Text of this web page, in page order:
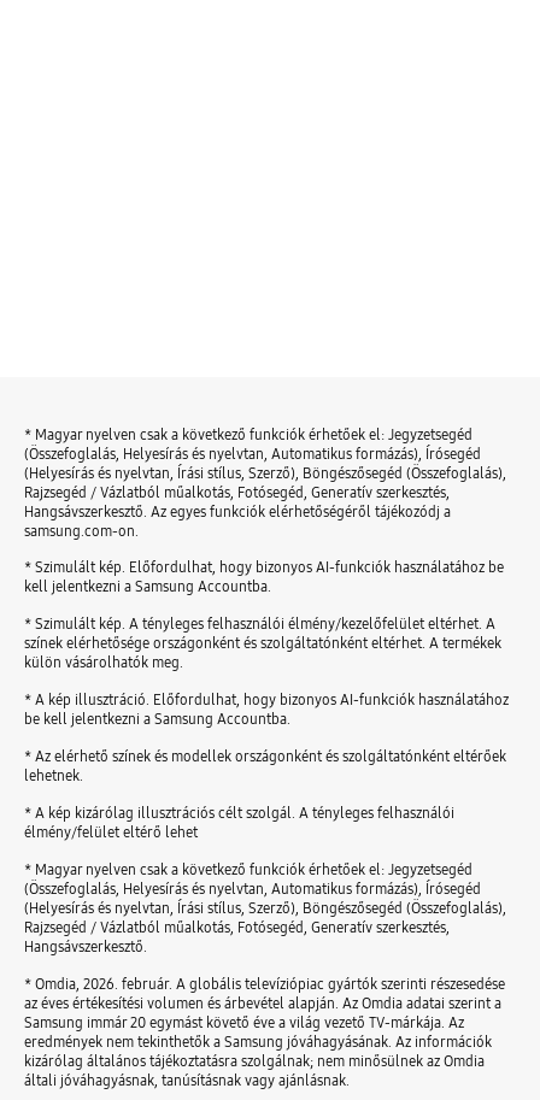
* Magyar nyelven csak a következő funkciók érhetőek el: Jegyzetsegéd
(Összefoglalás, Helyesírás és nyelvtan, Automatikus formázás), Írósegéd
(Helyesírás és nyelvtan, Írási stílus, Szerző), Böngészősegéd (Összefoglalás),
Rajzsegéd / Vázlatból műalkotás, Fotósegéd, Generatív szerkesztés,
Hangsávszerkesztő. Az egyes funkciók elérhetőségéről tájékozódj a
samsung.com-on.
* Szimulált kép. Előfordulhat, hogy bizonyos AI-funkciók használatához be
kell jelentkezni a Samsung Accountba.
* Szimulált kép. A tényleges felhasználói élmény/kezelőfelület eltérhet. A
színek elérhetősége országonként és szolgáltatónként eltérhet. A termékek
külön vásárolhatók meg.
* A kép illusztráció. Előfordulhat, hogy bizonyos AI-funkciók használatához
be kell jelentkezni a Samsung Accountba.
* Az elérhető színek és modellek országonként és szolgáltatónként eltérőek
lehetnek.
* A kép kizárólag illusztrációs célt szolgál. A tényleges felhasználói
élmény/felület eltérő lehet
* Magyar nyelven csak a következő funkciók érhetőek el: Jegyzetsegéd
(Összefoglalás, Helyesírás és nyelvtan, Automatikus formázás), Írósegéd
(Helyesírás és nyelvtan, Írási stílus, Szerző), Böngészősegéd (Összefoglalás),
Rajzsegéd / Vázlatból műalkotás, Fotósegéd, Generatív szerkesztés,
Hangsávszerkesztő.
* Omdia, 2026. február. A globális televíziópiac gyártók szerinti részesedése
az éves értékesítési volumen és árbevétel alapján. Az Omdia adatai szerint a
Samsung immár 20 egymást követő éve a világ vezető TV-márkája. Az
eredmények nem tekinthetők a Samsung jóváhagyásának. Az információk
kizárólag általános tájékoztatásra szolgálnak; nem minősülnek az Omdia
általi jóváhagyásnak, tanúsításnak vagy ajánlásnak.